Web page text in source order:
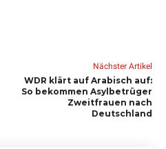
Nächster Artikel
WDR klärt auf Arabisch auf:
So bekommen Asylbetrüger
Zweitfrauen nach
Deutschland